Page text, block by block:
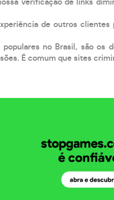
verificação de links
de outros
populares no Brasil, são os
É comum que sites